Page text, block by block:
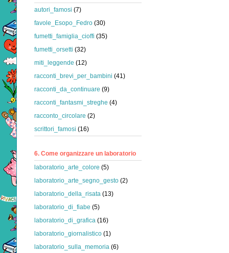
autori_famosi (7)
favole_Esopo_Fedro (30)
fumetti_famiglia_cioffi (35)
fumetti_orsetti (32)
miti_leggende (12)
racconti_brevi_per_bambini (41)
racconti_da_continuare (9)
racconti_fantasmi_streghe (4)
racconto_circolare (2)
scrittori_famosi (16)
6. Come organizzare un laboratorio
laboratorio_arte_colore (5)
laboratorio_arte_segno_gesto (2)
laboratorio_della_risata (13)
laboratorio_di_fiabe (5)
laboratorio_di_grafica (16)
laboratorio_giornalistico (1)
laboratorio_sulla_memoria (6)